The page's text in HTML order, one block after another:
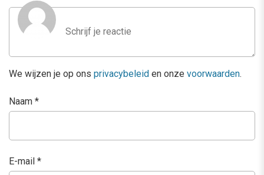
We wijzen je op ons privacybeleid en onze voorwaarden.
Naam *
E-mail *